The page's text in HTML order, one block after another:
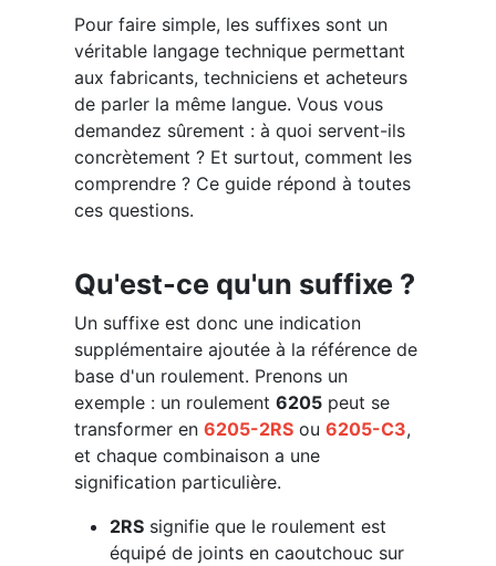
Pour faire simple, les suffixes sont un
véritable langage technique permettant
aux fabricants, techniciens et acheteurs
de parler la même langue. Vous vous
demandez sûrement : à quoi servent-ils
concrètement ? Et surtout, comment les
comprendre ? Ce guide répond à toutes
ces questions.
Qu'est-ce qu'un suffixe ?
Un suffixe est donc une indication
supplémentaire ajoutée à la référence de
base d'un roulement. Prenons un
exemple : un roulement6205 peut se
transformer en6205-2RS ou6205-C3,
et chaque combinaison a une
signification particulière.
2RS signifie que le roulement est
équipé de joints en caoutchouc sur